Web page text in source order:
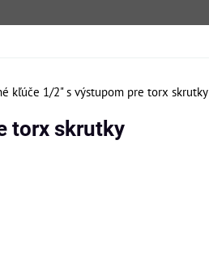
kľúče 1/2" s výstupom pre torx skrutky
torx skrutky